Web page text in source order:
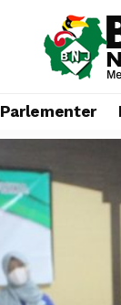
Parlementer